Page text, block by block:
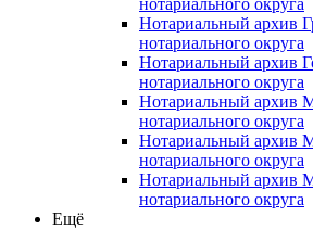
Нотариальный архив
нотариального округа
Нотариальный архив
нотариального округа
Нотариальный архив
нотариального округа
Нотариальный архив
нотариального округа
Нотариальный архив
нотариального округа
Ещё